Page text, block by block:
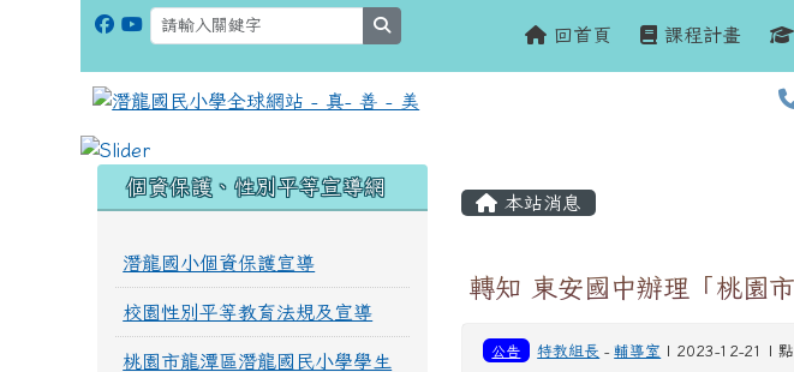
回首頁 課程計畫
本站消息
轉知 東安國中辦理「桃園
公告 特教組長 -輔導室 | 2023-12-21 |
個資保護、性別平等宣導網
潛龍國小個資保護宣導
校園性別平等教育法規及宣導
桃園市龍潭區潛龍國民小學學生